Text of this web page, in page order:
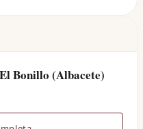
Bonillo (Albacete)